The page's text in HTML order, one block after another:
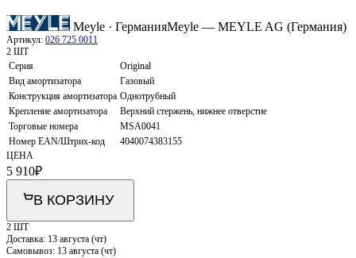
Meyle · ГерманияMeyle — MEYLE AG (Германия)
Артикул: 026 725 0011
2 ШТ
Серия
Original
Вид амортизатора
Газовый
Конструкция амортизатора Однотрубный
Крепление амортизатора
Верхний стержень, нижнее отверстие
Торговые номера
MSA0041
Номер EAN/Штрих-код
4040074383155
ЦЕНА
5 910₽
В КОРЗИНУ
2 ШТ
Доставка: 13 августа (чт)
Самовывоз: 13 августа (чт)